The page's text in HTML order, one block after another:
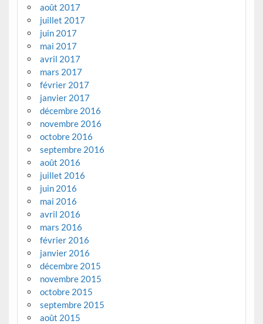
août 2017
juillet 2017
juin 2017
mai 2017
avril 2017
mars 2017
février 2017
janvier 2017
décembre 2016
novembre 2016
octobre 2016
septembre 2016
août 2016
juillet 2016
juin 2016
mai 2016
avril 2016
mars 2016
février 2016
janvier 2016
décembre 2015
novembre 2015
octobre 2015
septembre 2015
août 2015